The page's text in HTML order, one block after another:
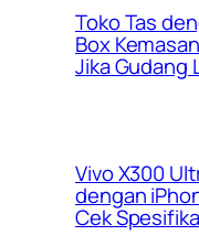
Toko Tas
Box
Jika Gudang
Vivo X300
dengan
Cek